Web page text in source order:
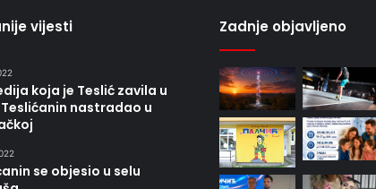
vijesti
koja je Teslić zavila u
nastradao u
se objesio u selu
Zadnje objavljeno